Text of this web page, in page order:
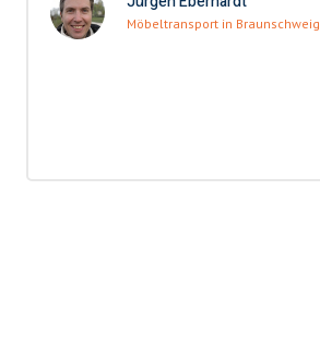
Möbeltransport in Braunschweig